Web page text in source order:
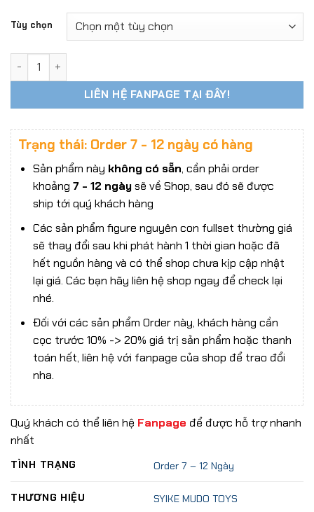
Tùy chọn
Bộ Áo Lót + Tất Dài tỷ lệ 1/6 – Tương Thích Body Figure
LIÊN HỆ FANPAGE TẠI ĐÂY!
Trạng thái: Order 7 - 12 ngày có hàng
Sản phẩm này không có sẵn, cần phải order
khoảng 7 - 12 ngàysẽ về Shop, sau đó sẽ được
ship tới quý khách hàng
Các sản phẩm figure nguyên con fullset thường giá
sẽ thay đổi sau khi phát hành 1 thời gian hoặc đã
hết nguồn hàng và có thể shop chưa kịp cập nhật
lại giá. Các bạn hãy liên hệ shop ngay để check lại
nhé.
Đối với các sản phẩm Order này, khách hàng cần
cọc trước 10% -> 20% giá trị sản phẩm hoặc thanh
toán hết, liên hệ với fanpage của shop để trao đổi
nha.
Quý khách có thể liên hệ Fanpage để được hỗ trợ nhanh
nhất
TÌNH TRẠNG Order 7 – 12 Ngày
THƯƠNG HIỆU SYIKE MUDO TOYS